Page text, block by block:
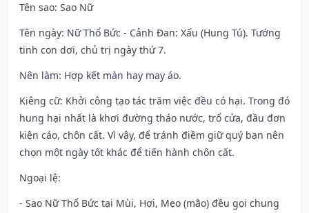
Tên sao: Sao Nữ
Tên ngày: Nữ Thổ Bức - Cảnh Đan: Xấu (Hung Tú). Tướng
tinh con dơi, chủ trị ngày thứ 7.
Nên làm: Hợp kết màn hay may áo.
Kiêng cữ: Khởi công tạo tác trăm việc đều có hại. Trong đó
hung hại nhất là khơi đường tháo nước, trổ cửa, đầu đơn
kiện cáo, chôn cất. Vì vậy, để tránh điềm giữ quý bạn nên
chọn một ngày tốt khác để tiến hành chôn cất.
Ngoại lệ:
- Sao Nữ Thổ Bức tại Mùi, Hợi, Mẹo (mão) đều gọi chung